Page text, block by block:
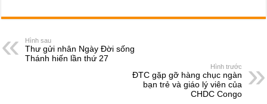
c
e
b
ss
e
n
at
s
A
e
d
s
er ail ar
Hình sau
Thư gửi nhân Ngày Đời sống
Thánh hiến lần thứ 27
Hình trước
ĐTC gặp gỡ hàng chục ngàn
bạn trẻ và giáo lý viên của
CHDC Congo